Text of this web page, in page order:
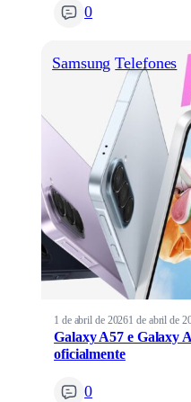
0
Samsung Telefones
1 de abril de 20261 de abril de
Galaxy A57 e Galaxy
oficialmente
0